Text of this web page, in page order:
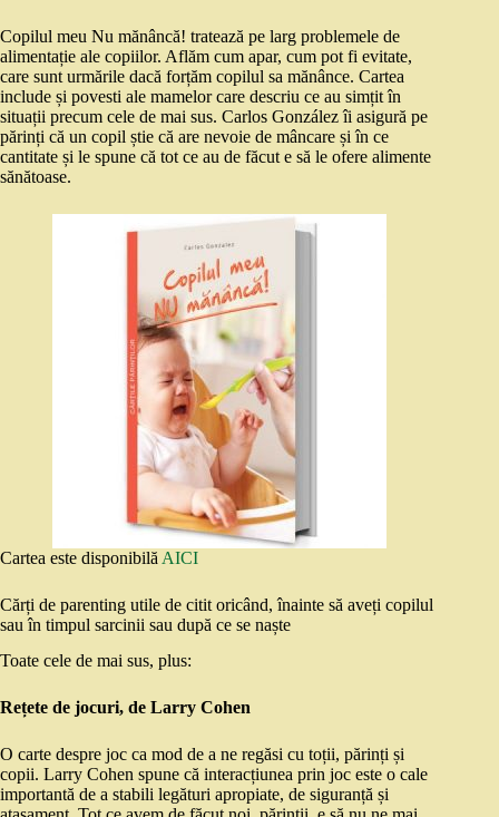
Copilul meu Nu mănâncă! tratează pe larg problemele de
alimentație ale copiilor. Aflăm cum apar, cum pot fi evitate,
care sunt urmările dacă forțăm copilul sa mănânce. Cartea
include și povesti ale mamelor care descriu ce au simțit în
situații precum cele de mai sus. Carlos González îi asigură pe
părinți că un copil știe că are nevoie de mâncare și în ce
cantitate și le spune că tot ce au de făcut e să le ofere alimente
sănătoase.
Cartea este disponibilă AICI
Cărți de parenting utile de citit oricând, înainte să aveți copilul
sau în timpul sarcinii sau după ce se naște
Toate cele de mai sus, plus:
Rețete de jocuri, de Larry Cohen
O carte despre joc ca mod de a ne regăsi cu toții, părinți și
copii. Larry Cohen spune că interacțiunea prin joc este o cale
importantă de a stabili legături apropiate, de siguranță și